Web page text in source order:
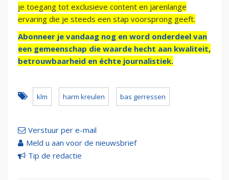
je toegang tot exclusieve content en jarenlange
ervaring die je steeds een stap voorsprong geeft.
Abonneer je vandaag nog en word onderdeel van
een gemeenschap die waarde hecht aan kwaliteit,
betrouwbaarheid en échte journalistiek.
klm harm kreulen bas gerressen
Verstuur per e-mail
Meld u aan voor de nieuwsbrief
Tip de redactie